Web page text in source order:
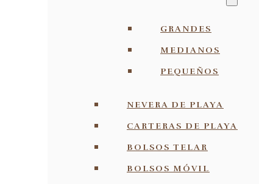
GRANDES
MEDIANOS
PEQUEÑOS
NEVERA DE PLAYA
CARTERAS DE PLAYA
BOLSOS TELAR
BOLSOS MÓVIL